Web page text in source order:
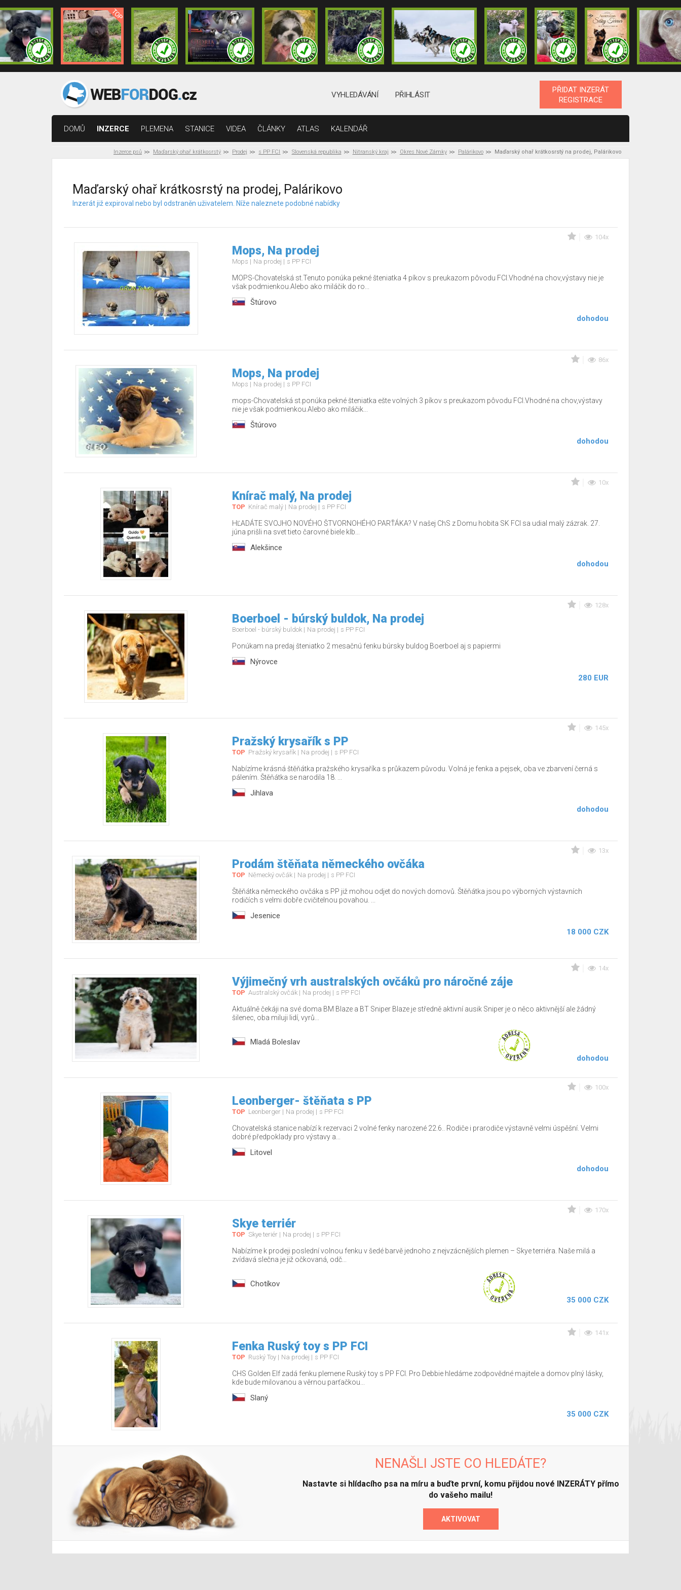
VYHLEDÁVÁNÍ PŘIHLÁSIT
PŘIDAT INZERÁT
REGISTRACE
DOMŮ INZERCE PLEMENA STANICE VIDEA ČLÁNKY ATLAS KALENDÁŘ
Inzerce psů Maďarský ohař krátkosrstý Prodej s PP FCI Slovenská republika Nitranský kraj Okres Nové Zámky Palárikovo Maďarský ohař krátkosrstý na prodej, Palárikovo
Maďarský ohař krátkosrstý na prodej, Palárikovo
Inzerát již expiroval nebo byl odstraněn uživatelem. Níže naleznete podobné nabídky
104x
Mops, Na prodej
Mops Na prodej s PP FCI
MOPS-Chovatelská st.Tenuto ponúka pekné šteniatka 4 píkov s preukazom pôvodu FCI.Vhodné na chov,výstavy nie je
však podmienkou.Alebo ako miláčik do ro...
Štúrovo
dohodou
86x
Mops, Na prodej
Mops Na prodej s PP FCI
mops-Chovatelská st.ponúka pekné šteniatka ešte volných 3 píkov s preukazom pôvodu FCI.Vhodné na chov,výstavy
nie je však podmienkou.Alebo ako miláčik...
Štúrovo
dohodou
10x
Knírač malý, Na prodej
TOP Knírač malý Na prodej s PP FCI
HĽADÁTE SVOJHO NOVÉHO ŠTVORNOHÉHO PARŤÁKA? V našej ChS z Domu hobita SK FCI sa udial malý zázrak. 27.
júna prišli na svet tieto čarovné biele klb...
Alekšince
dohodou
128x
Boerboel - búrský buldok, Na prodej
Boerboel - búrský buldok Na prodej s PP FCI
Ponúkam na predaj šteniatko 2 mesačnú fenku búrsky buldog Boerboel aj s papiermi
Nýrovce
280 EUR
145x
Pražský krysařík s PP
TOP Pražský krysařík Na prodej s PP FCI
Nabízíme krásná štěňátka pražského krysaříka s průkazem původu. Volná je fenka a pejsek, oba ve zbarvení černá s
pálením. Štěňátka se narodila 18. ...
Jihlava
dohodou
13x
Prodám štěňata německého ovčáka
TOP Německý ovčák Na prodej s PP FCI
Štěňátka německého ovčáka s PP již mohou odjet do nových domovů. Štěňátka jsou po výborných výstavních
rodičích s velmi dobře cvičitelnou povahou. ...
Jesenice
18 000 CZK
14x
Výjimečný vrh australských ovčáků pro náročné záje
TOP Australský ovčák Na prodej s PP FCI
Aktuálně čekáji na své doma BM Blaze a BT Sniper Blaze je středně aktivní ausik Sniper je o něco aktivnější ale žádný
šilenec, oba miluji lidí, vyrů...
Mladá Boleslav
dohodou
100x
Leonberger- štěňata s PP
TOP Leonberger Na prodej s PP FCI
Chovatelská stanice nabízí k rezervaci 2 volné fenky narozené 22.6.. Rodiče i prarodiče výstavně velmi úspěšní. Velmi
dobré předpoklady pro výstavy a...
Litovel
dohodou
170x
Skye terriér
TOP Skye teriér Na prodej s PP FCI
Nabízíme k prodeji poslední volnou fenku v šedé barvě jednoho z nejvzácnějších plemen – Skye terriéra. Naše milá a
zvídavá slečna je již očkovaná, odč...
Chotíkov
35 000 CZK
141x
Fenka Ruský toy s PP FCI
TOP Ruský Toy Na prodej s PP FCI
CHS Golden Elf zadá fenku plemene Ruský toy s PP FCI. Pro Debbie hledáme zodpovědné majitele a domov plný lásky,
kde bude milovanou a věrnou parťačkou...
Slaný
35 000 CZK
NENAŠLI JSTE CO HLEDÁTE?
Nastavte si hlídacího psa na míru a buďte první, komu přijdou nové INZERÁTY přímo
do vašeho mailu!
AKTIVOVAT